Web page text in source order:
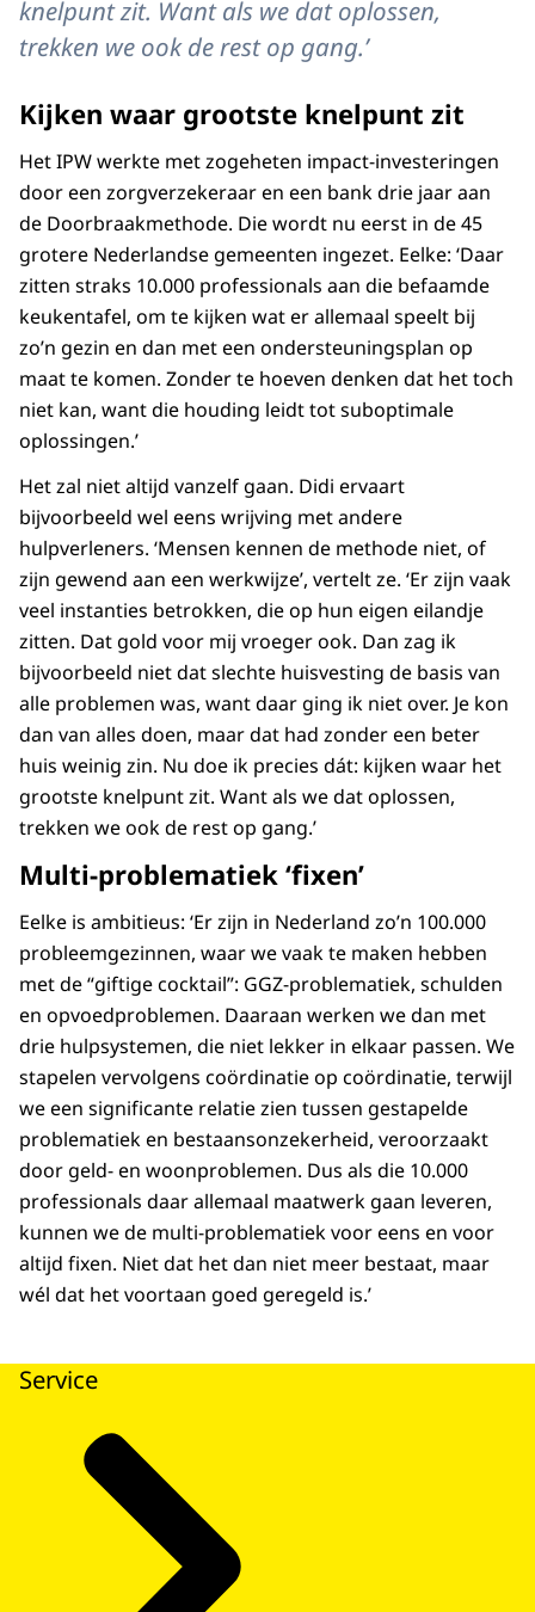
knelpunt zit. Want als we dat oplossen,
trekken we ook de rest op gang.’
Kijken waar grootste knelpunt zit
Het IPW werkte met zogeheten impact-investeringen
door een zorgverzekeraar en een bank drie jaar aan
de Doorbraakmethode. Die wordt nu eerst in de 45
grotere Nederlandse gemeenten ingezet. Eelke: ‘Daar
zitten straks 10.000 professionals aan die befaamde
keukentafel, om te kijken wat er allemaal speelt bij
zo’n gezin en dan met een ondersteuningsplan op
maat te komen. Zonder te hoeven denken dat het toch
niet kan, want die houding leidt tot suboptimale
oplossingen.’
Het zal niet altijd vanzelf gaan. Didi ervaart
bijvoorbeeld wel eens wrijving met andere
hulpverleners. ‘Mensen kennen de methode niet, of
zijn gewend aan een werkwijze’, vertelt ze. ‘Er zijn vaak
veel instanties betrokken, die op hun eigen eilandje
zitten. Dat gold voor mij vroeger ook. Dan zag ik
bijvoorbeeld niet dat slechte huisvesting de basis van
alle problemen was, want daar ging ik niet over. Je kon
dan van alles doen, maar dat had zonder een beter
huis weinig zin. Nu doe ik precies dát: kijken waar het
grootste knelpunt zit. Want als we dat oplossen,
trekken we ook de rest op gang.’
Multi-problematiek ‘fixen’
Eelke is ambitieus: ‘Er zijn in Nederland zo’n 100.000
probleemgezinnen, waar we vaak te maken hebben
met de “giftige cocktail”: GGZ-problematiek, schulden
en opvoedproblemen. Daaraan werken we dan met
drie hulpsystemen, die niet lekker in elkaar passen. We
stapelen vervolgens coördinatie op coördinatie, terwijl
we een significante relatie zien tussen gestapelde
problematiek en bestaansonzekerheid, veroorzaakt
door geld- en woonproblemen. Dus als die 10.000
professionals daar allemaal maatwerk gaan leveren,
kunnen we de multi-problematiek voor eens en voor
altijd fixen. Niet dat het dan niet meer bestaat, maar
wél dat het voortaan goed geregeld is.’
Service